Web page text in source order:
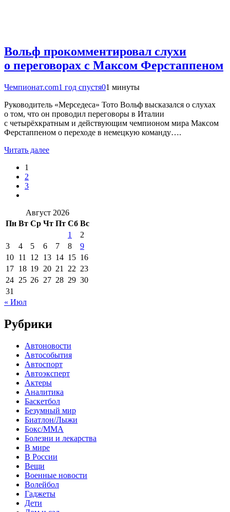
Вольф прокомментировал слухи
о переговорах с Максом Ферстаппеном
Чемпионат.com1 год спустя01 минуты
Руководитель «Мерседеса» Тото Вольф высказался о слухах
о том, что он проводил переговоры в Италии
с четырёхкратным и действующим чемпионом мира Максом
Ферстаппеном о переходе в немецкую команду….
Читать далее
1
2
3
Август 2026
Пн Вт Ср Чт Пт Сб Вс
1
2
3
4 5 6 7 8
9
10 11 12 13 14 15 16
17 18 19 20 21 22 23
24 25 26 27 28 29 30
31
« Июл
Рубрики
Автоновости
Автособытия
Автоспорт
Автоэксперт
Актеры
Аналитика
Баскетбол
Безумный мир
Биатлон/Лыжи
Бокс/MMA
Болезни и лекарства
В мире
В России
Вещи
Военные новости
Волейбол
Гаджеты
Дети